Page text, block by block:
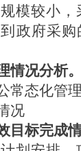
模较小
政府采购
情况分析。
常态化管理
况
目标完成